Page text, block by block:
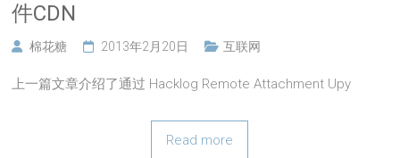
件CDN
棉花糖 2013年2月20日 互联网
上一篇文章介绍了通过 Hacklog Remote Attachment Upy
Read more